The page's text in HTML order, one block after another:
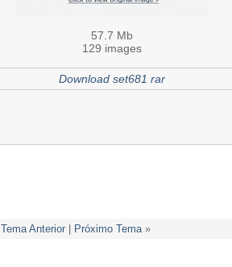
57.7 Mb
129 images
Download set681 rar
Tema Anterior| Próximo Tema »